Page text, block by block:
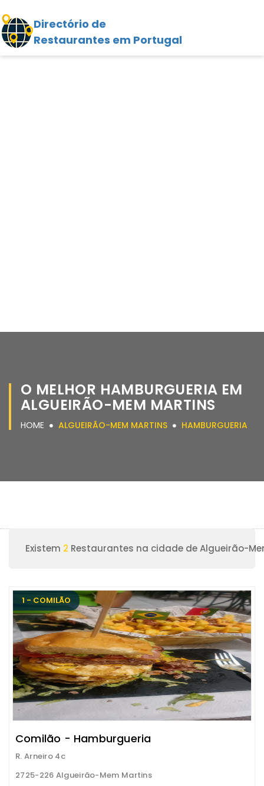
Directório de
Restaurantes em Portugal
O MELHOR HAMBURGUERIA EM
ALGUEIRÃO-MEM MARTINS
HOME ALGUEIRÃO-MEM MARTINS HAMBURGUERIA
Existem 2 Restaurantes na cidade de Algueirão-
1 - COMILÃO
Comilão - Hamburgueria
R. Arneiro 4c
2725-226 Algueirão-Mem Martins